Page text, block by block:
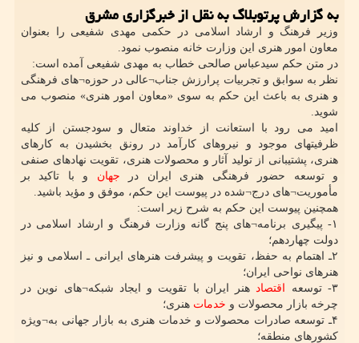
به گزارش پرتوبلاگ به نقل از خبرگزاری مشرق
وزیر فرهنگ و ارشاد اسلامی در حکمی مهدی شفیعی را بعنوان
معاون امور هنری این وزارت خانه منصوب نمود.
در متن حکم سیدعباس صالحی خطاب به مهدی شفیعی آمده است:
نظر به سوابق و تجربیات پرارزش جناب¬عالی در حوزه¬های فرهنگی
و هنری به باعث این حکم به سوی «معاون امور هنری» منصوب می
شوید.
امید می رود با استعانت از خداوند متعال و سودجستن از کلیه
ظرفیتهای موجود و نیروهای کارآمد در رونق بخشیدن به کارهای
هنری، پشتیبانی از تولید آثار و محصولات هنری، تقویت نهادهای صنفی
و توسعه حضور فرهنگی هنری ایران در جهان و با تاکید بر
مأموریت¬های درج¬شده در پیوست این حکم، موفق و مؤید باشید.
همچنین پیوست این حکم به شرح زیر است:
۱- پیگیری برنامه¬های پنج گانه وزارت فرهنگ و ارشاد اسلامی در
دولت چهاردهم؛
۲ـ اهتمام به حفظ، تقویت و پیشرفت هنرهای ایرانی ـ اسلامی و نیز
هنرهای نواحی ایران؛
۳- توسعه
اقتصاد هنر ایران با تقویت و ایجاد شبکه¬های نوین در
چرخه بازار محصولات و خدمات هنری؛
۴ـ توسعه صادرات محصولات و خدمات هنری به بازار جهانی به¬ویژه
کشورهای منطقه؛